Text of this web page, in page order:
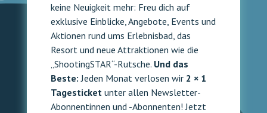
keine Neuigkeit mehr: Freu dich auf
exklusive Einblicke, Angebote, Events und
Aktionen rund ums Erlebnisbad, das
Resort und neue Attraktionen wie die
„ShootingSTAR“-Rutsche. Und das
Beste: Jeden Monat verlosen wir 2 × 1
Tagesticket unter allen Newsletter-
Abonnentinnen und -Abonnenten! Jetzt